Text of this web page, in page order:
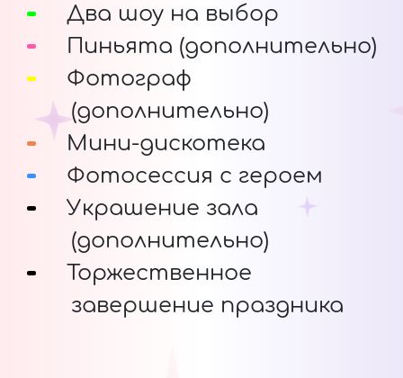
Два шоу на выбор
Пиньята (дополнительно)
Фотограф
(дополнительно)
Мини-дискотека
Фотосессия с героем
Украшение зала
(дополнительно)
Торжественное
завершение праздника